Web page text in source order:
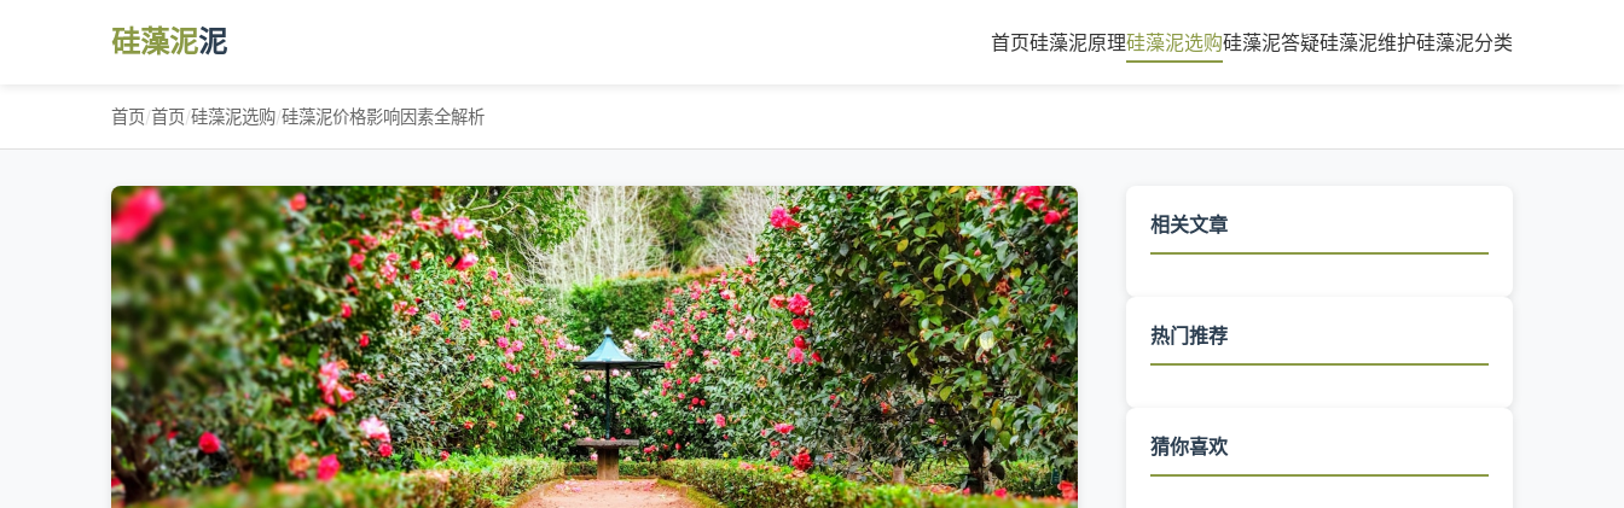
硅藻泥泥 首页硅藻泥原理硅藻泥选购硅藻泥答疑硅藻泥维护硅藻泥分类
首页/首页/硅藻泥选购/硅藻泥价格影响因素全解析
相关文章
热门推荐
猜你喜欢